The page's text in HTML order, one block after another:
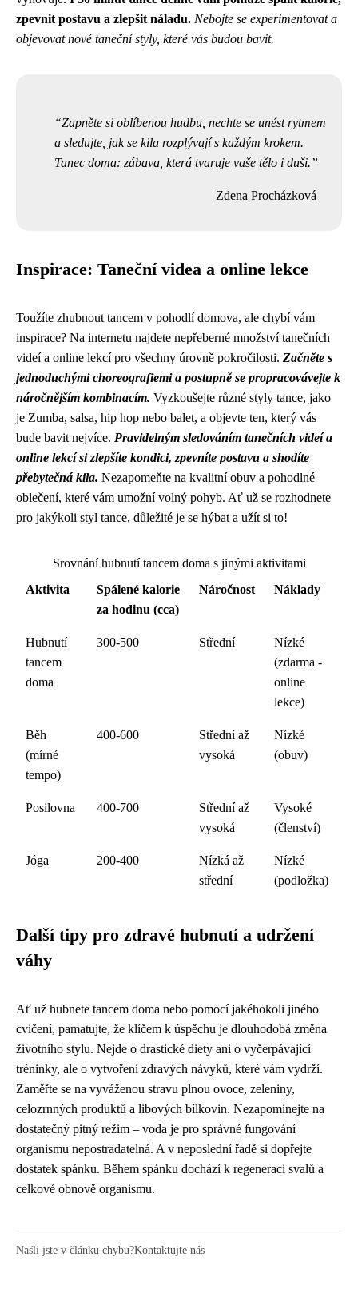
zpevnit postavu a zlepšit náladu. Nebojte se experimentovat a
objevovat nové taneční styly, které vás budou bavit.
Zapněte si oblíbenou hudbu, nechte se unést rytmem
a sledujte, jak se kila rozplývají s každým krokem.
Tanec doma: zábava, která tvaruje vaše tělo i duši.
Zdena Procházková
Inspirace: Taneční videa a online lekce
Toužíte zhubnout tancem v pohodlí domova, ale chybí vám
inspirace? Na internetu najdete nepřeberné množství tanečních
videí a online lekcí pro všechny úrovně pokročilosti. Začněte s
jednoduchými choreografiemi a postupně se propracovávejte k
náročnějším kombinacím. Vyzkoušejte různé styly tance, jako
je Zumba, salsa, hip hop nebo balet, a objevte ten, který vás
bude bavit nejvíce. Pravidelným sledováním tanečních videí a
online lekcí si zlepšíte kondici, zpevníte postavu a shodíte
přebytečná kila. Nezapomeňte na kvalitní obuv a pohodlné
oblečení, které vám umožní volný pohyb. Ať už se rozhodnete
pro jakýkoli styl tance, důležité je se hýbat a užít si to!
Srovnání hubnutí tancem doma s jinými aktivitami
Aktivita
Spálené kalorie
za hodinu (cca)
Náročnost Náklady
Hubnutí
tancem
doma
300-500 Střední
Nízké
(zdarma -
online
lekce)
Běh
(mírné
tempo)
400-600
Střední až
vysoká
Nízké
(obuv)
Posilovna 400-700
Střední až
vysoká
Vysoké
(členství)
Jóga 200-400
Nízká až
střední
Nízké
(podložka)
Další tipy pro zdravé hubnutí a udržení
váhy
Ať už hubnete tancem doma nebo pomocí jakéhokoli jiného
cvičení, pamatujte, že klíčem k úspěchu je dlouhodobá změna
životního stylu. Nejde o drastické diety ani o vyčerpávající
tréninky, ale o vytvoření zdravých návyků, které vám vydrží.
Zaměřte se na vyváženou stravu plnou ovoce, zeleniny,
celozrnných produktů a libových bílkovin. Nezapomínejte na
dostatečný pitný režim – voda je pro správné fungování
organismu nepostradatelná. A v neposlední řadě si dopřejte
dostatek spánku. Během spánku dochází k regeneraci svalů a
celkové obnově organismu.
Našli jste v článku chybu?Kontaktujte nás